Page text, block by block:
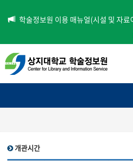
학술정보원 이용 매뉴얼(시설 및 자료
개관시간